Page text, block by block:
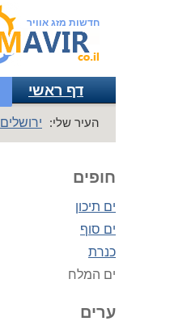
חדשות מזג אוויר
דף ראשי
העיר שלי: ירושלים
חופים
ים תיכון
ים סוף
כנרת
ים המלח
ערים